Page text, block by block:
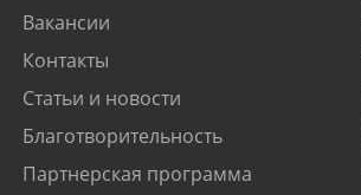
Вакансии
Контакты
Статьи и новости
Благотворительность
Партнерская программа